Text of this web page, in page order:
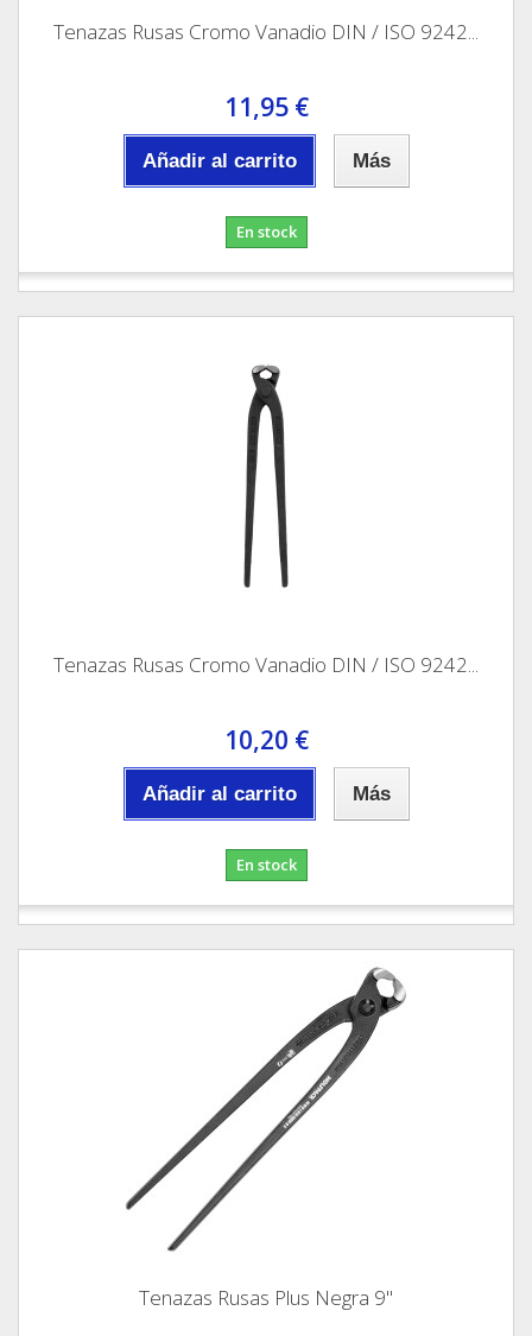
Tenazas Rusas Cromo Vanadio DIN / ISO 9242...
11,95 €
Añadir al carrito Más
En stock
Tenazas Rusas Cromo Vanadio DIN / ISO 9242...
10,20 €
Añadir al carrito Más
En stock
Tenazas Rusas Plus Negra 9"